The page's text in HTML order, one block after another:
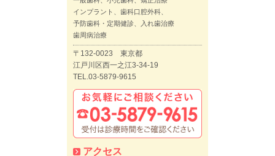
インプラント、歯科口腔外科、
予防歯科・定期健診、入れ歯治療
歯周病治療
〒132-0023 東京都
江戸川区西一之江3-34-19
TEL.03-5879-9615
アクセス